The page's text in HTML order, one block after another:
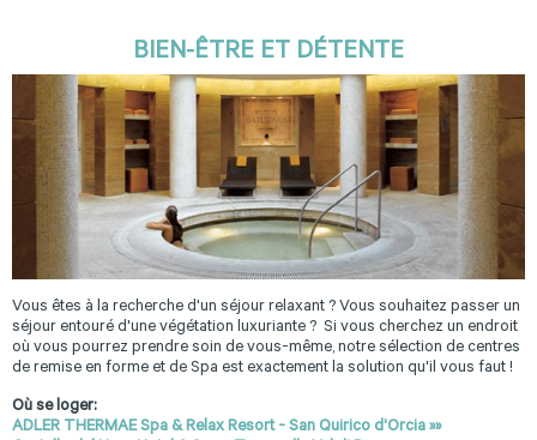
BIEN-ÊTRE ET DÉTENTE
Vous êtes à la recherche d'un séjour relaxant ? Vous souhaitez passer un
séjour entouré d'une végétation luxuriante ? Si vous cherchez un endroit
où vous pourrez prendre soin de vous-même, notre sélection de centres
de remise en forme et de Spa est exactement la solution qu'il vous faut !
Où se loger:
ADLER THERMAE Spa & Relax Resort - San Quirico d'Orcia »»